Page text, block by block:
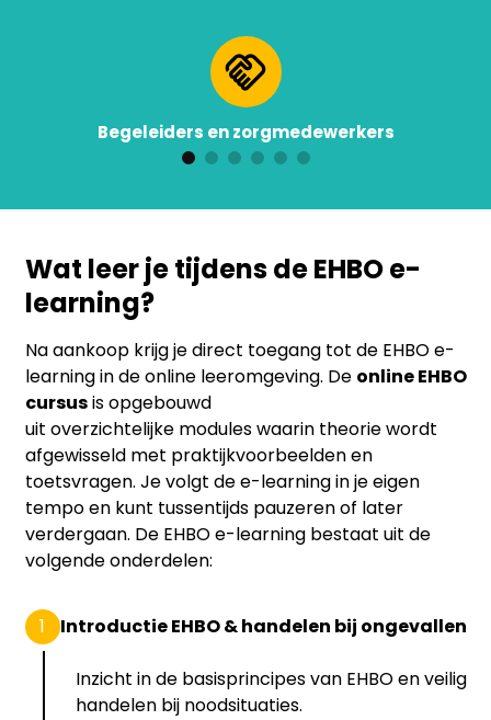
Begeleiders en zorgmedewerkers
Wat leer je tijdens de EHBO e-
learning?
Na aankoop krijg je direct toegang tot de EHBO e-
learning in de online leeromgeving. De online EHBO
cursusis opgebouwd
uit overzichtelijke modules waarin theorie wordt
afgewisseld met praktijkvoorbeelden en
toetsvragen. Je volgt de e-learning in je eigen
tempo en kunt tussentijds pauzeren of later
verdergaan. De EHBO e-learning bestaat uit de
volgende onderdelen:
1 Introductie EHBO & handelen bij ongevallen
Inzicht in de basisprincipes van EHBO en veilig
handelen bij noodsituaties.